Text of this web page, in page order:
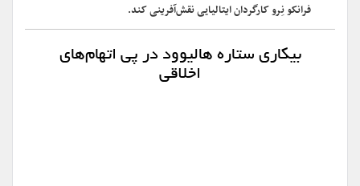
فرانکو نِرو کارگردان ایتالیایی نقش‌آفرینی کند.
بیکاری ستاره هالیوود در پی اتهام‌های
اخلاقی